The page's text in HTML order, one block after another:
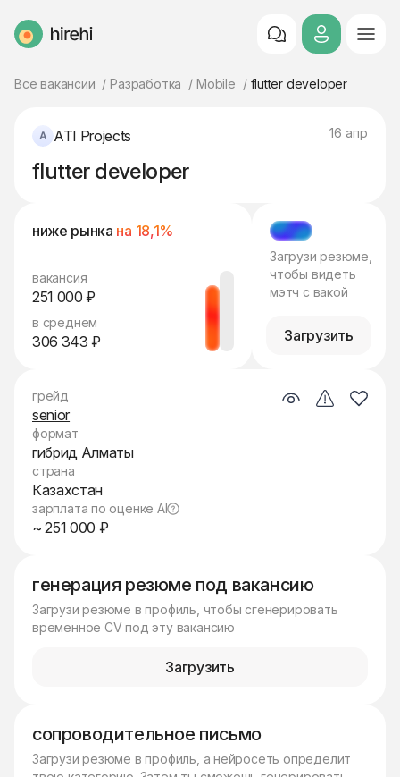
HireHi
Все вакансии Разработка Mobile flutter developer
ATI Projects 16 апр
flutter developer
ниже рынка на 18,1%
вакансия
251 000 ₽
в среднем
306 343 ₽
МЭТЧ
Загрузи резюме,
чтобы видеть
мэтч с вакой
Загрузить
генерация резюме под вакансию
Загрузи резюме в профиль, чтобы сгенерировать
временное CV под эту вакансию
Загрузить
сопроводительное письмо
Загрузи резюме в профиль, а нейросеть определит
грейд
senior
формат
гибрид Алматы
страна
Казахстан
зарплата по оценке AI
~ 251 000 ₽